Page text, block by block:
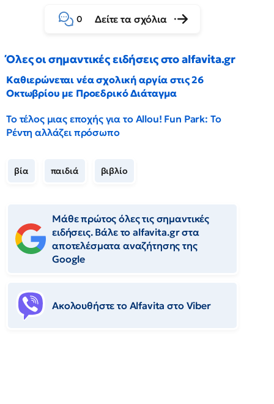
0 Δείτε τα σχόλια
Όλες οι σημαντικές ειδήσεις στο alfavita.gr
Καθιερώνεται νέα σχολική αργία στις 26
Οκτωβρίου με Προεδρικό Διάταγμα
Το τέλος μιας εποχής για το Allou! Fun Park: Το
Ρέντη αλλάζει πρόσωπο
βία παιδιά βιβλίο
Μάθε πρώτος όλες τις σημαντικές
ειδήσεις. Βάλε το alfavita.gr στα
αποτελέσματα αναζήτησης της
Google
Ακολουθήστε το Αlfavita στο Viber